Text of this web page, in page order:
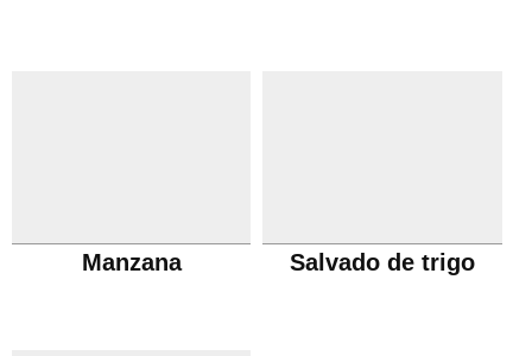
Manzana Salvado de trigo